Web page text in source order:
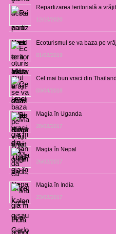
Repartizarea teritorială a
12/10/2020
Ecoturismul se va baza pe
01/02/2019
Cel mai bun vraci din
03/04/2018
Magia în Uganda
28/02/2017
Magia în Nepal
26/02/2017
Magia în India
23/02/2017